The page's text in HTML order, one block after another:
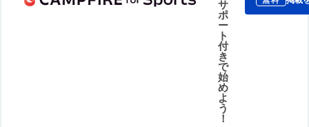
サ
ポ
ー
ト
付
き
で
始
め
よ
う
！